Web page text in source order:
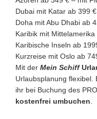
Dubai mit Katar ab 399
Doha mit Abu Dhabi ab
Karibik mit
Karibische Inseln ab
Kurzreise mit Oslo ab
Mit der Mein Schiff
Urlaubsplanung flexibel.
ihr bei Buchung des
kostenfrei umbuchen